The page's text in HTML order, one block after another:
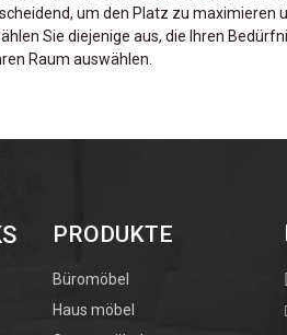
um den Platz zu
Sie diejenige aus, die Ihren
Raum auswählen.
treffen. Wir werden auch auf die
Zoll** genau kennen und wissen,
PRODUKTE
Büromöbel
Haus möbel